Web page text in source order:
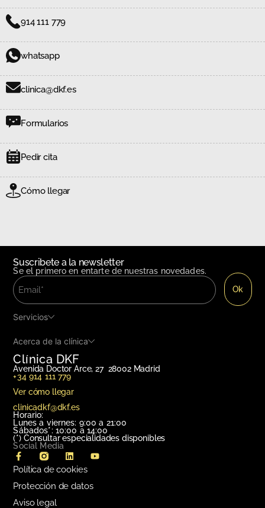
914 111 779
whatsapp
clinica@dkf.es
Formularios
Pedir cita
Cómo llegar
Clínica DKF
Avenida Doctor Arce, 27 28002 Madrid
+34 914 111 779
Ver cómo llegar
clinicadkf@dkf.es
Horario:
Lunes a viernes: 9:00 a 21:00
Sábados*: 10:00 a 14:00
(*) Consultar especialidades disponibles
Social Media
Suscribete a la newsletter
Se el primero en entarte de nuestras novedades.
Servicios
Acerca de la clínica
Política de cookies
Protección de datos
Aviso legal